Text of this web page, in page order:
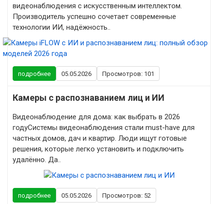
видеонаблюдения с искусственным интеллектом.
Производитель успешно сочетает современные
технологии ИИ, надёжность..
подробнее 05.05.2026 Просмотров: 101
Камеры с распознаванием лиц и ИИ
Видеонаблюдение для дома: как выбрать в 2026
годуСистемы видеонаблюдения стали must-have для
частных домов, дач и квартир. Люди ищут готовые
решения, которые легко установить и подключить
удалённо. Да..
подробнее 05.05.2026 Просмотров: 52